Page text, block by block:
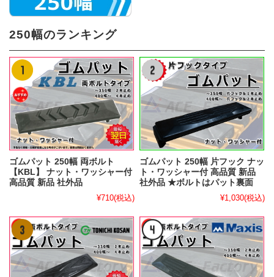
250幅のランキング
ゴムパット 250幅 両ボルト
【KBL】 ナット・ワッシャー付
高品質 新品 社外品
¥710(税込)
ゴムパット 250幅 片フック ナッ
ト・ワッシャー付 高品質 新品
社外品 ★ボルトはパット裏面
¥1,030(税込)